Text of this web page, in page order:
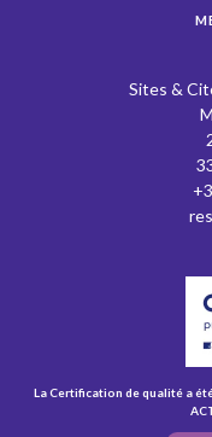
Sites &
La Certification de qualité a